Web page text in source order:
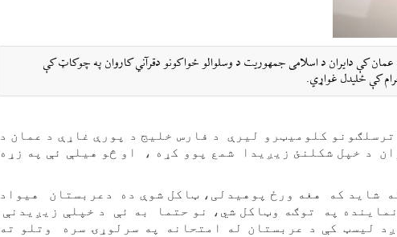
کې دایران د اسلامی جمهوریت د وسلوالو ځواکونو دقرآني کاروان په چوکاټ کې
کې ځلیدل غواړي.
کلومیټرو لیرې د فارس خلیج د پورې غاړې د عمان د
د خپل شکلنئ زیږیدا شمع پوو کړه ، او څو هیلې ئې په زړه
شاید که هغه ورځ پوهیدلی، ټاکل شوې ده دعربستان هیواد
په توګه وټاکل شي، نو حتما به ئې د خپلې زیږیدنې
لیسټ کې د عربستان له امتحانه په سرلوړۍ سره وتلو ته